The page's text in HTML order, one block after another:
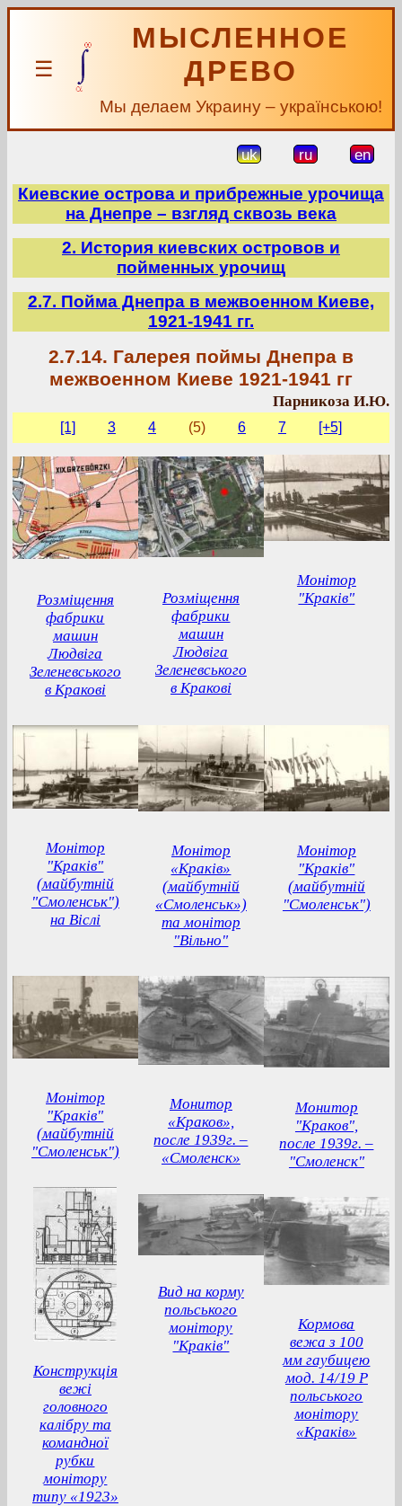
☰
МЫСЛЕННОЕ
ДРЕВО
Мы делаем Украину – українською!
uk ru en
Киевские острова и прибрежные урочища
на Днепре – взгляд сквозь века
2. История киевских островов и
пойменных урочищ
2.7. Пойма Днепра в межвоенном Киеве,
1921-1941 гг.
2.7.14. Галерея поймы Днепра в
межвоенном Киеве 1921-1941 гг
Парникоза И.Ю.
[1] 3 4 (5) 6 7 [+5]
Розміщення
фабрики
машин
Людвіга
Зеленевського
в Кракові
Розміщення
фабрики
машин
Людвіга
Зеленевського
в Кракові
Монітор
"Краків"
Монітор
"Краків"
(майбутній
"Смоленськ")
на Віслі
Монітор
«Краків»
(майбутній
«Смоленськ»)
та монітор
"Вільно"
Монітор
"Краків"
(майбутній
"Смоленськ")
Монітор
"Краків"
(майбутній
"Смоленськ")
Монитор
«Краков»,
после 1939г. –
«Смоленск»
Монитор
"Краков",
после 1939г. –
"Смоленск"
Конструкція
вежі
головного
калібру та
командної
рубки
монітору
типу «1923»
Вид на корму
польського
монітору
"Краків"
Кормова
вежа з 100
мм гаубицею
мод. 14/19 Р
польського
монітору
«Краків»